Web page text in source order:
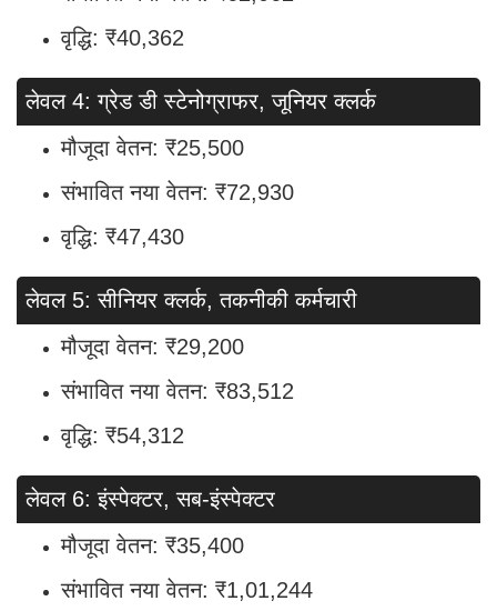
वृद्धि: ₹40,362
लेवल 4: ग्रेड डी स्टेनोग्राफर, जूनियर क्लर्क
मौजूदा वेतन: ₹25,500
संभावित नया वेतन: ₹72,930
वृद्धि: ₹47,430
लेवल 5: सीनियर क्लर्क, तकनीकी कर्मचारी
मौजूदा वेतन: ₹29,200
संभावित नया वेतन: ₹83,512
वृद्धि: ₹54,312
लेवल 6: इंस्पेक्टर, सब-इंस्पेक्टर
मौजूदा वेतन: ₹35,400
संभावित नया वेतन: ₹1,01,244